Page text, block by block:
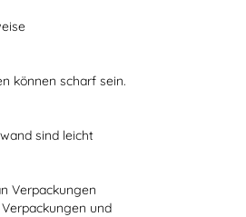
können scharf sein.
sind leicht
Verpackungen
und